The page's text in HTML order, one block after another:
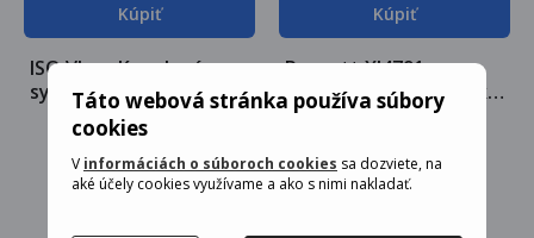
Táto webová stránka používa súbory
cookies
V informáciách o súboroch cookies sa dozviete, na
aké účely cookies využívame a ako s nimi nakladať.
Kúpiť Kúpiť
ISO Vlasy Kanelové
syntetickej Copánky
ombre zelené
Pronett XJ4791
Kanekalonové vrkôčiky
ružová